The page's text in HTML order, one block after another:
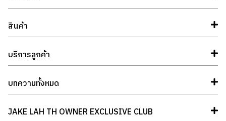
สินค้า
บริการลูกค้า
บทความทั้งหมด
JAKE LAH TH OWNER EXCLUSIVE CLUB